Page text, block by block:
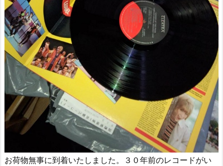
お荷物無事に到着いたしました。３０年前のレコードがい